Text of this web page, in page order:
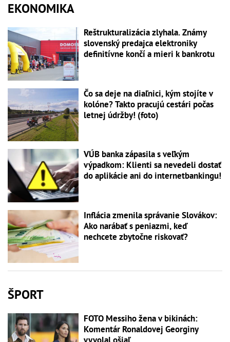
EKONOMIKA
Reštrukturalizácia zlyhala. Známy
slovenský predajca elektroniky
definitívne končí a mieri k bankrotu
Čo sa deje na diaľnici, kým stojíte v
kolóne? Takto pracujú cestári počas
letnej údržby! (foto)
VÚB banka zápasila s veľkým
výpadkom: Klienti sa nevedeli dostať
do aplikácie ani do internetbankingu!
Inflácia zmenila správanie Slovákov:
Ako narábať s peniazmi, keď
nechcete zbytočne riskovať?
ŠPORT
FOTO Messiho žena v bikinách:
Komentár Ronaldovej Georginy